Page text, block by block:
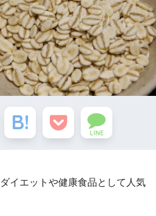
LINE
イエットや健康食品として人気